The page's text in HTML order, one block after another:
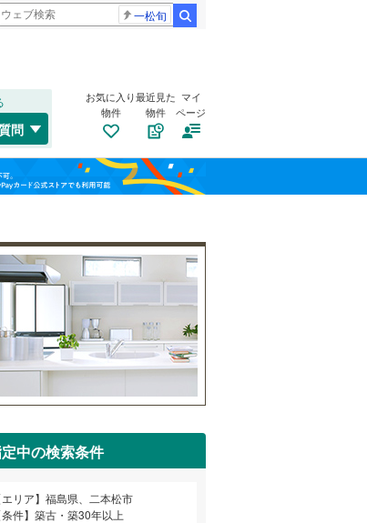
一松旬
問
お気に入り
物件
最近見た
物件
マイ
ページ
中の検索条件
エリア
福島県、二本松市
条件
築古・築30年以上
鹿児島
市(29)
川市(5)
市(1)
達郡国見町 (2)
郡鏡石町(2)
津郡檜枝岐村(0)
郡北塩原村(0)
郡猪苗代町(0)
郡柳津町(0)
沼郡昭和村(0 )
駄子内(1)
線(0)
線(0)
新幹線(0)
レ２か所 （0）
陽光発電システム （0）
り変更可能（0）
建て以上（0）